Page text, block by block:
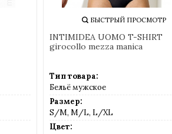
БЫСТРЫЙ ПРОСМОТР
INTIMIDEA UOMO T-SHIRT
girocollo mezza manica
Тип товара:
Бельё мужское
Размер:
S/M, M/L, L/XL
Цвет: